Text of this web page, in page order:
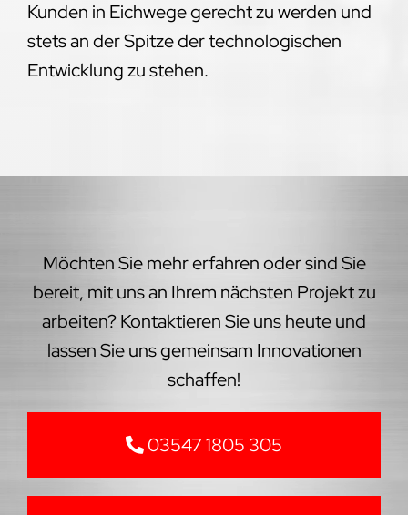
Kunden in Eichwege gerecht zu werden und
stets an der Spitze der technologischen
Entwicklung zu stehen.
Möchten Sie mehr erfahren oder sind Sie
bereit, mit uns an Ihrem nächsten Projekt zu
arbeiten? Kontaktieren Sie uns heute und
lassen Sie uns gemeinsam Innovationen
schaffen!
03547 1805 305